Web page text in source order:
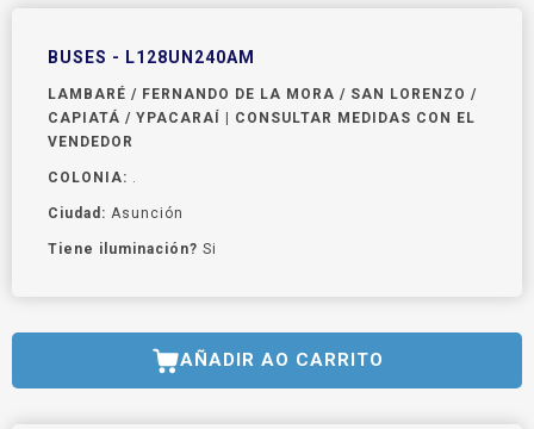
BUSES - L128UN240AM
LAMBARÉ / FERNANDO DE LA MORA / SAN LORENZO /
CAPIATÁ / YPACARAÍ | CONSULTAR MEDIDAS CON EL
VENDEDOR
COLONIA: .
Ciudad: Asunción
Tiene iluminación? Si
AÑADIR AO CARRITO